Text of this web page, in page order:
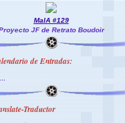
MaIA #129
JF de Retrato Boudoir
de Entradas:
Traductor